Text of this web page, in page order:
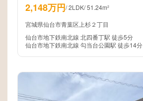
2,148万円/2LDK/51.24m²
宮城県仙台市青葉区上杉２丁目
仙台市地下鉄南北線 北四番丁駅 徒歩5分
仙台市地下鉄南北線 勾当台公園駅 徒歩14分